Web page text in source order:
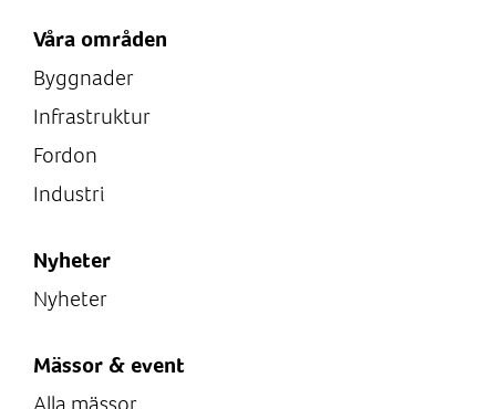
Våra områden
Byggnader
Infrastruktur
Fordon
Industri
Nyheter
Nyheter
Mässor & event